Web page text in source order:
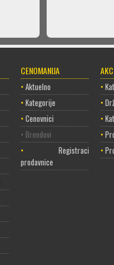
CENOMANIJA
• Aktuelno
• Kategorije
• Cenovnici
• Brendovi
• Registracija
prodavnice
•
•
•
•
•